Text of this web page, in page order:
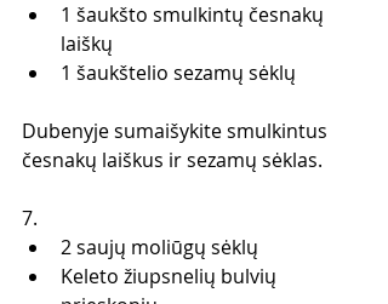
1 šaukšto smulkintų česnakų
laiškų
1 šaukštelio sezamų sėklų
Dubenyje sumaišykite smulkintus
česnakų laiškus ir sezamų sėklas.
7.
2 saujų moliūgų sėklų
Keleto žiupsnelių bulvių